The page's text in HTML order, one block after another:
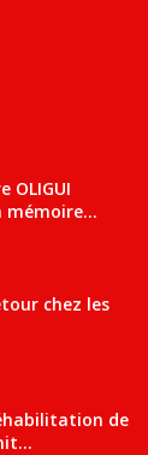
OLIGUI
mémoire...
chez les
de